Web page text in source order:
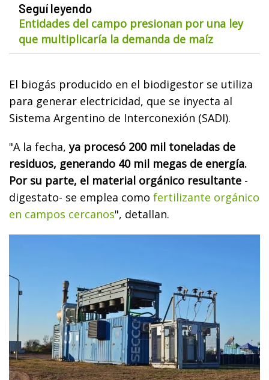
Seguí leyendo
Entidades del campo presionan por una ley
que multiplicaría la demanda de maíz
El biogás producido en el biodigestor se utiliza
para generar electricidad, que se inyecta al
Sistema Argentino de Interconexión (SADI).
"A la fecha,ya procesó 200 mil toneladas de
residuos, generando 40 mil megas de energía.
Por su parte, el material orgánico resultante -
digestato- se emplea como fertilizante orgánico
en campos cercanos", detallan.